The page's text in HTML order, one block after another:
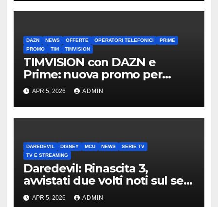
DAZN NEWS OFFERTE OPERATORI TELEFONICI
PRIME
PROMO
TIM TIMVISION
TIMVISION con DAZN e
Prime: nuova promo per
clienti TIM
APR 5, 2026 ADMIN
DAREDEVIL DISNEY MCU NEWS
SERIE TV
TV E STREAMING
Daredevil: Rinascita 3,
avvistati due volti noti sul set
di New York
APR 5, 2026 ADMIN